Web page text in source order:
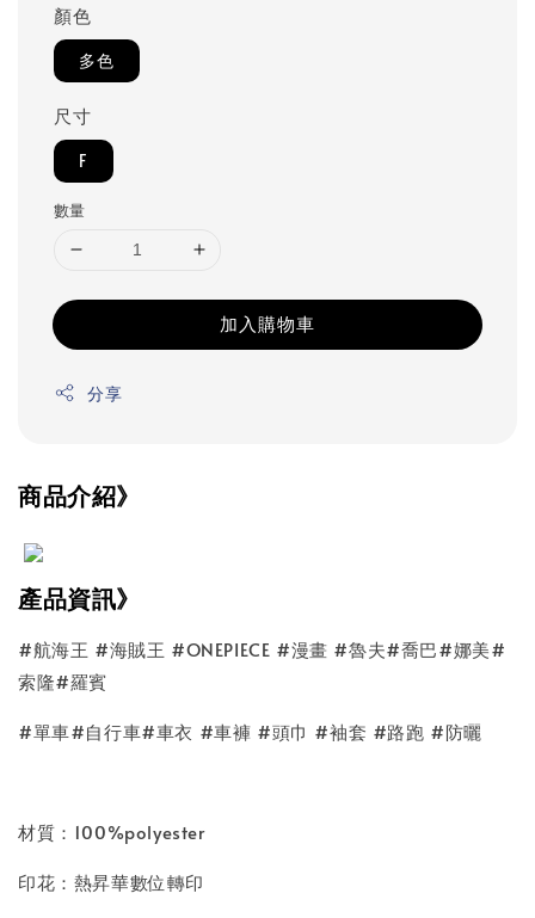
顏色
多色
尺寸
F
數量
加入購物車
分享
商品介紹》
產品資訊》
#航海王 #海賊王 #ONEPIECE #漫畫 #魯夫#喬巴#娜美#
索隆#羅賓
#單車#自行車#車衣 #車褲 #頭巾 #袖套 #路跑 #防曬
材質：100%polyester
印花：熱昇華數位轉印